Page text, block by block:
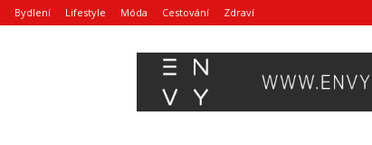
Bydlení Lifestyle Móda Cestování Zdraví